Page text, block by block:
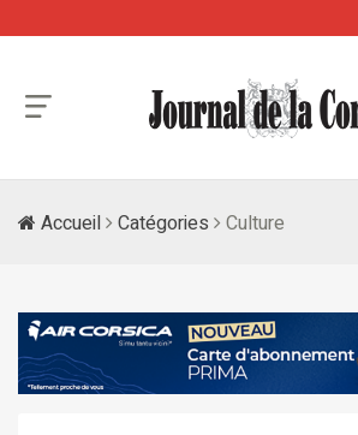
Accueil Catégories Culture